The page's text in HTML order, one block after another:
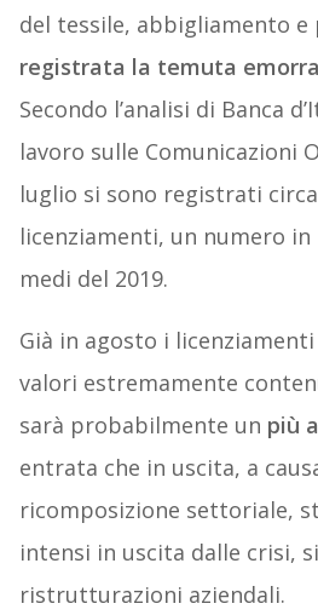
del tessile, abbigliamento
registrata la temuta
Secondo l’analisi di Banca
lavoro sulle Comunicazioni
luglio si sono registrati
licenziamenti, un numero
medi del 2019.
Già in agosto i
valori estremamente
sarà probabilmente un più
entrata che in uscita, a
ricomposizione settoriale,
intensi in uscita dalle crisi,
ristrutturazioni aziendali.